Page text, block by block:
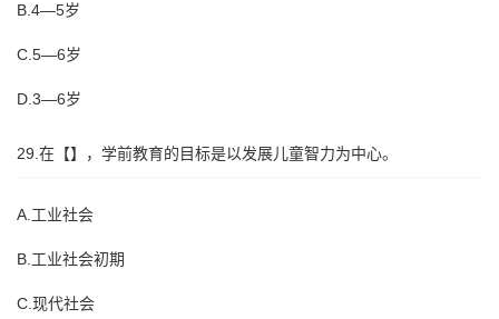
B.4—5岁
C.5—6岁
D.3—6岁
29.在【】，学前教育的目标是以发展儿童智力为中心。
A.工业社会
B.工业社会初期
C.现代社会